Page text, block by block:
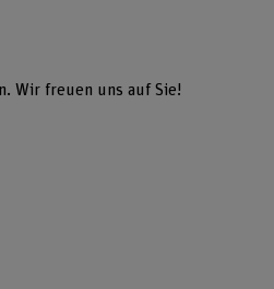
Wir freuen uns auf Sie!